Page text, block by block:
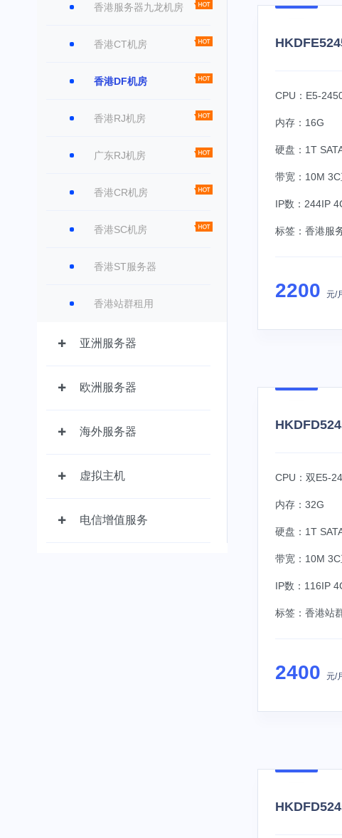
香港服务器九龙机房
香港CT机房
香港DF机房
香港RJ机房
广东RJ机房
香港CR机房
香港SC机房
香港ST服务器
香港站群租用
亚洲服务器
欧洲服务器
海外服务器
虚拟主机
电信增值服务
CPU：E5-
内存：16G
硬盘：1T
带宽：10M 3C
IP数：244IP
标签： 香港服
2200 元/
CPU：双E5-
内存：32G
硬盘：1T
带宽：10M 3C
IP数：116IP
标签： 香港站
2400 元/